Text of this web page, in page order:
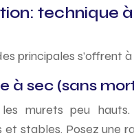
technique à
principales s’offrent à
à sec (sans
murets peu hauts.
et stables. Posez une